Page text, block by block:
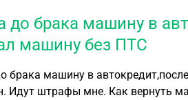
до брака машину в
машину без ПТС
брака машину в
Идут штрафы мне. Как вернуть